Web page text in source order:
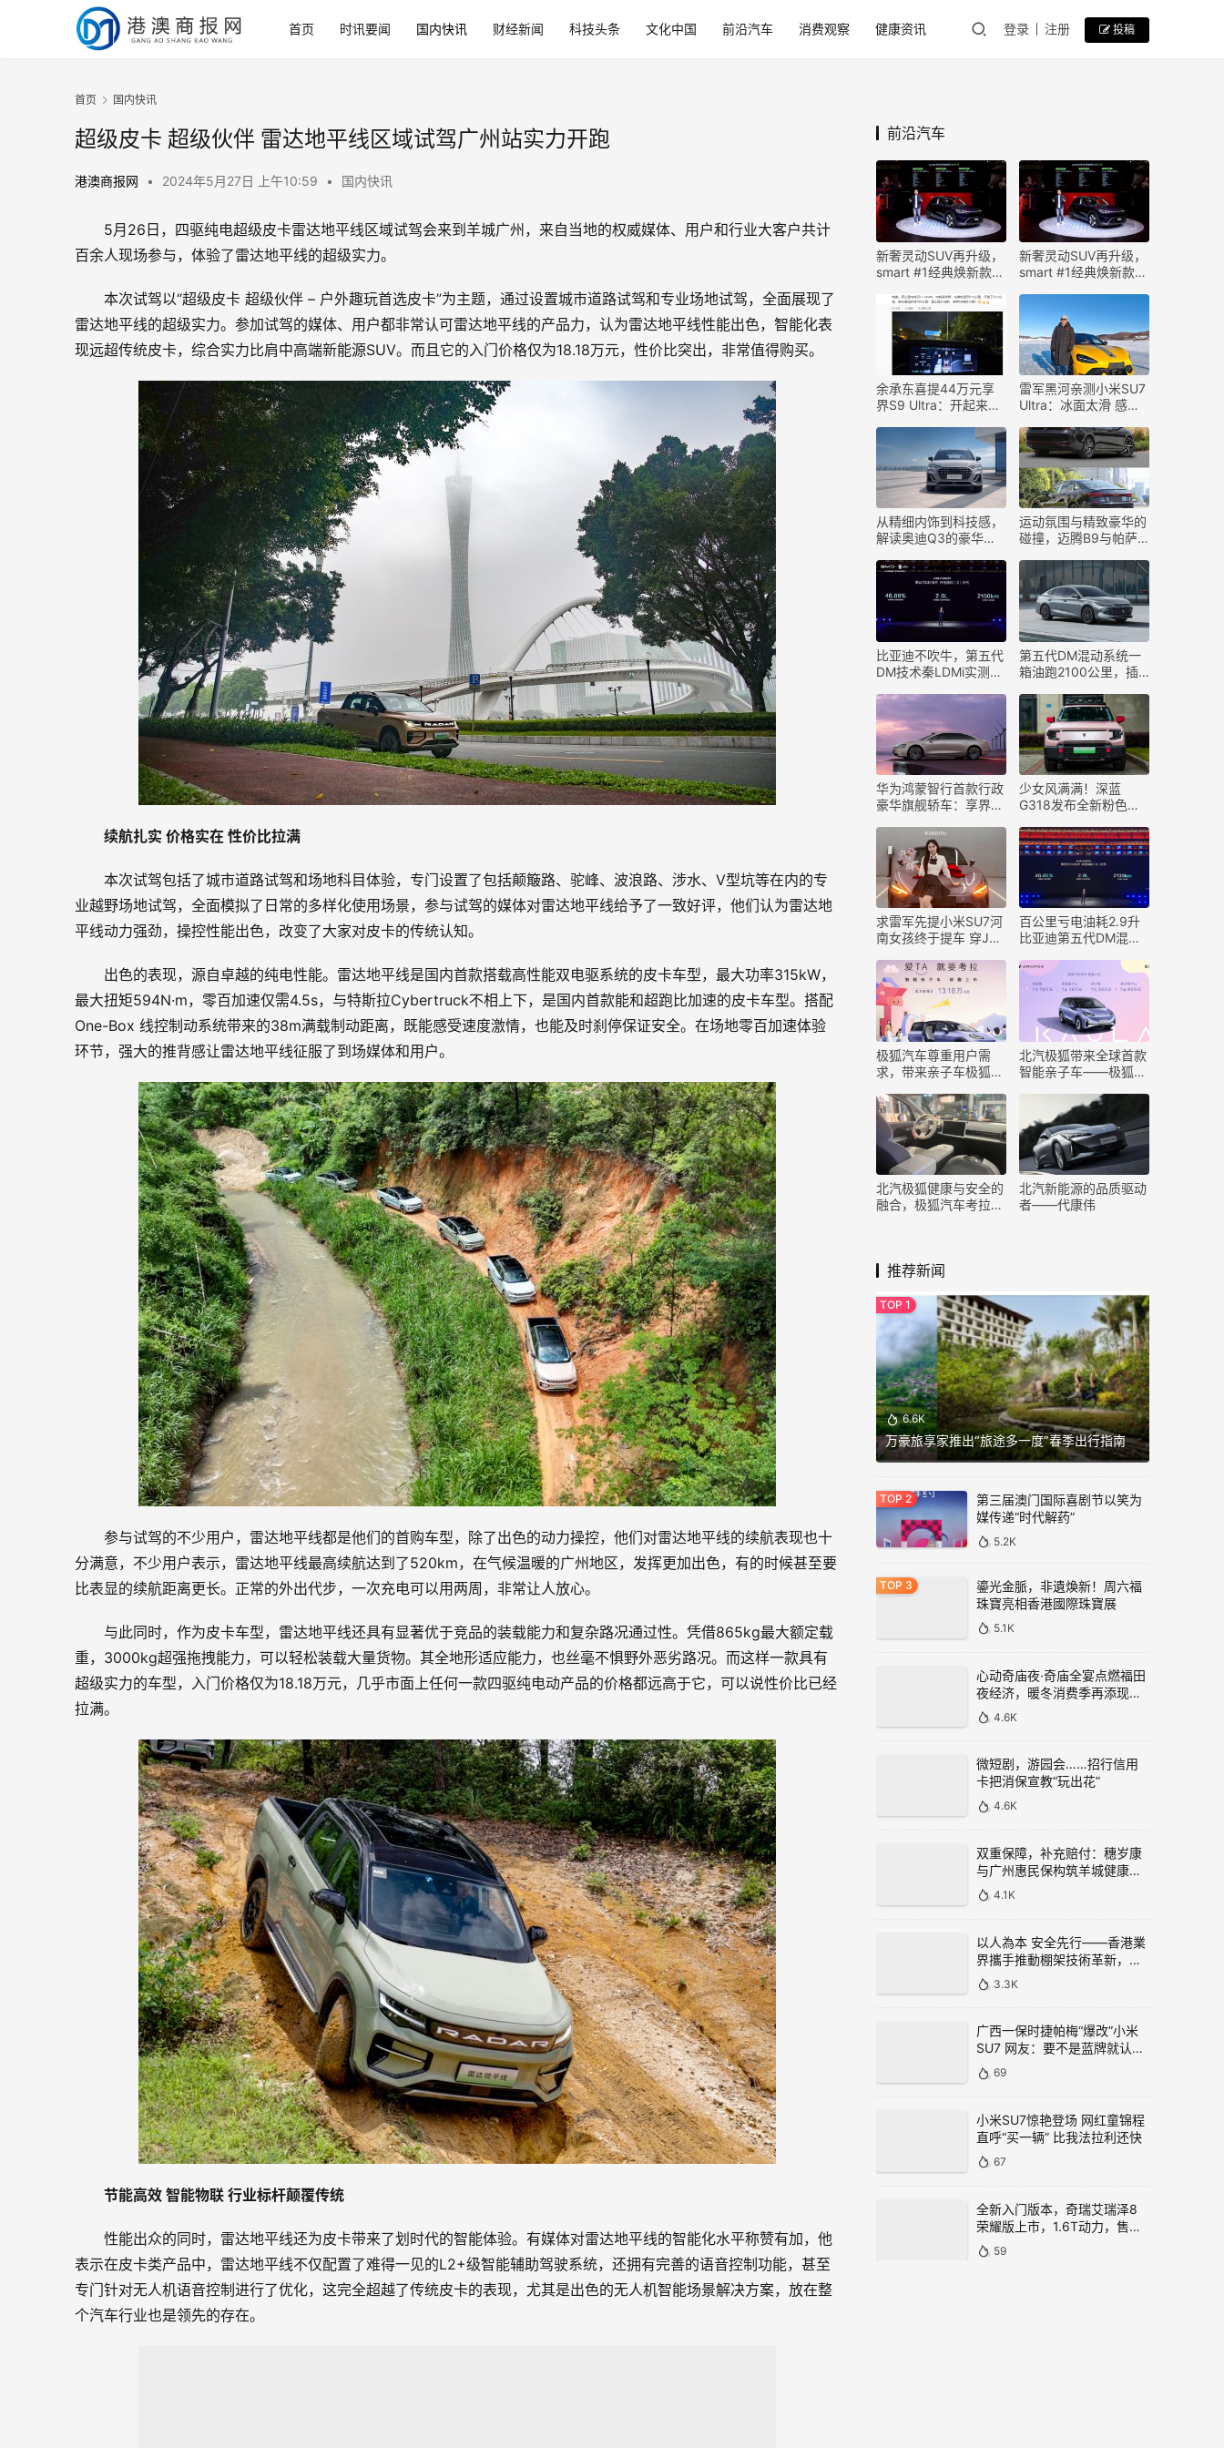
首页 时讯要闻 国内快讯 财经新闻 科技头条 文化中国 前沿汽车 消费观察 健康资讯 登录 注册 投稿
首页 国内快讯
超级皮卡 超级伙伴 雷达地平线区域试驾广州站实力开跑
港澳商报网 • 2024年5月27日 上午10:59 • 国内快讯
5月26日，四驱纯电超级皮卡雷达地平线区域试驾会来到羊城广州，来自当地的权威媒体、用户和行业大客户共计
百余人现场参与，体验了雷达地平线的超级实力。
本次试驾以“超级皮卡 超级伙伴 – 户外趣玩首选皮卡”为主题，通过设置城市道路试驾和专业场地试驾，全面展现了
雷达地平线的超级实力。参加试驾的媒体、用户都非常认可雷达地平线的产品力，认为雷达地平线性能出色，智能化表
现远超传统皮卡，综合实力比肩中高端新能源SUV。而且它的入门价格仅为18.18万元，性价比突出，非常值得购买。
续航扎实 价格实在 性价比拉满
本次试驾包括了城市道路试驾和场地科目体验，专门设置了包括颠簸路、驼峰、波浪路、涉水、V型坑等在内的专
业越野场地试驾，全面模拟了日常的多样化使用场景，参与试驾的媒体对雷达地平线给予了一致好评，他们认为雷达地
平线动力强劲，操控性能出色，改变了大家对皮卡的传统认知。
出色的表现，源自卓越的纯电性能。雷达地平线是国内首款搭载高性能双电驱系统的皮卡车型，最大功率315kW，
最大扭矩594N·m，零百加速仅需4.5s，与特斯拉Cybertruck不相上下，是国内首款能和超跑比加速的皮卡车型。搭配
One-Box 线控制动系统带来的38m满载制动距离，既能感受速度激情，也能及时刹停保证安全。在场地零百加速体验
环节，强大的推背感让雷达地平线征服了到场媒体和用户。
参与试驾的不少用户，雷达地平线都是他们的首购车型，除了出色的动力操控，他们对雷达地平线的续航表现也十
分满意，不少用户表示，雷达地平线最高续航达到了520km，在气候温暖的广州地区，发挥更加出色，有的时候甚至要
比表显的续航距离更长。正常的外出代步，一次充电可以用两周，非常让人放心。
与此同时，作为皮卡车型，雷达地平线还具有显著优于竞品的装载能力和复杂路况通过性。凭借865kg最大额定载
重，3000kg超强拖拽能力，可以轻松装载大量货物。其全地形适应能力，也丝毫不惧野外恶劣路况。而这样一款具有
超级实力的车型，入门价格仅为18.18万元，几乎市面上任何一款四驱纯电动产品的价格都远高于它，可以说性价比已经
拉满。
节能高效 智能物联 行业标杆颠覆传统
性能出众的同时，雷达地平线还为皮卡带来了划时代的智能体验。有媒体对雷达地平线的智能化水平称赞有加，他
表示在皮卡类产品中，雷达地平线不仅配置了难得一见的L2+级智能辅助驾驶系统，还拥有完善的语音控制功能，甚至
专门针对无人机语音控制进行了优化，这完全超越了传统皮卡的表现，尤其是出色的无人机智能场景解决方案，放在整
个汽车行业也是领先的存在。
前沿汽车
新奢灵动SUV再升级，
smart #1经典焕新款上
新奢灵动SUV再升级，
smart #1经典焕新款上
余承东喜提44万元享
界S9 Ultra：开起来如
雷军黑河亲测小米SU7
Ultra：冰面太滑 感觉
从精细内饰到科技感，
解读奥迪Q3的豪华品
运动氛围与精致豪华的
碰撞，迈腾B9与帕萨
比亚迪不吹牛，第五代
DM技术秦LDMi实测：
第五代DM混动系统一
箱油跑2100公里，插
已分
华为鸿蒙智行首款行政
豪华旗舰轿车：享界
少女风满满！深蓝
G318发布全新粉色车
求雷军先提小米SU7河
南女孩终于提车 穿JK
百公里亏电油耗2.9升
比亚迪第五代DM混动
​极狐汽车尊重用户需
求，带来亲子车极狐汽
​北汽极狐带来全球首款
智能亲子车——极狐汽
​北汽极狐健康与安全的
融合，极狐汽车考拉来
​北汽新能源的品质驱动
者——代康伟
推荐新闻
6.6K
万豪旅享家推出“旅途多一度”春季出行指南
第三届澳门国际喜剧节以笑为
媒传递“时代解药”
5.2K
鎏光金脈，非遺煥新！周六福
珠寶亮相香港國際珠寶展
5.1K
心动奇庙夜·奇庙全宴点燃福田
夜经济，暖冬消费季再添现象
级新场景
4.6K
微短剧，游园会……招行信用
卡把消保宣教“玩出花”
4.6K
双重保障，补充赔付：穗岁康
与广州惠民保构筑羊城健康双
4.1K
以人為本 安全先行——香港業
界攜手推動棚架技術革新，築
牢建造業安全與可持續發展根
基
3.3K
广西一保时捷帕梅“爆改”小米
SU7 网友：要不是蓝牌就认错
69
小米SU7惊艳登场 网红童锦程
直呼“买一辆” 比我法拉利还快
67
全新入门版本，奇瑞艾瑞泽8
荣耀版上市，1.6T动力，售价
59